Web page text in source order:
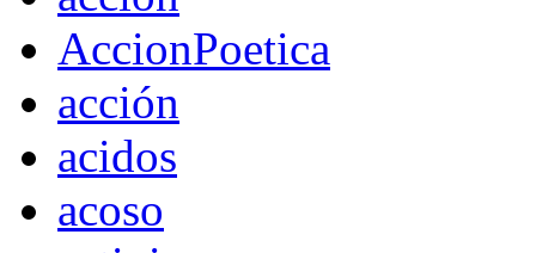
AccionPoetica
acción
acidos
acoso